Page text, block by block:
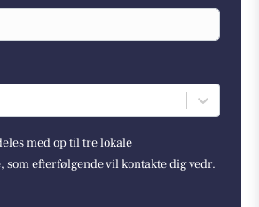
med op til tre lokale
efterfølgende vil kontakte dig vedr.